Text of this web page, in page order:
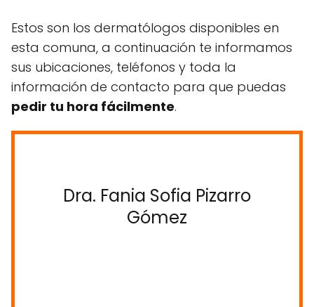
Estos son los dermatólogos disponibles en
esta comuna, a continuación te informamos
sus ubicaciones, teléfonos y toda la
información de contacto para que puedas
pedir tu hora fácilmente.
Dra. Fania Sofia Pizarro
Gómez